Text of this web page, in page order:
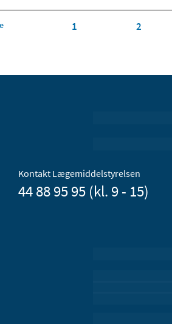
1 2
Kontakt Lægemiddelstyrelsen
44 88 95 95 (kl. 9 - 15)